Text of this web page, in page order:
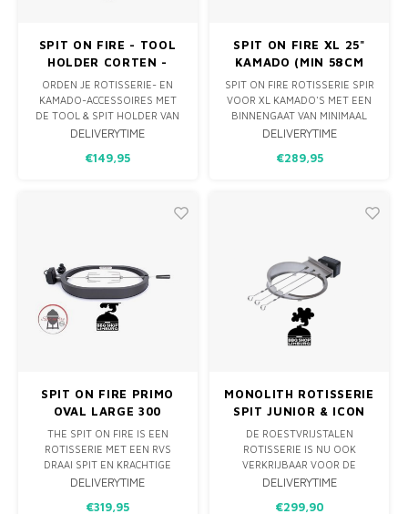
SPIT ON FIRE - TOOL
HOLDER CORTEN -
WANDREK VOOR
ROTISSERIE EN
ACCESSOIRES
ORDEN JE ROTISSERIE- EN
KAMADO-ACCESSOIRES MET
DE TOOL & SPIT HOLDER VAN
THE SPIT ON FIRE. WANDREK
MOTOR, VORKEN, HALVE
DELIVERYTIME
€149,95
SPIT ON FIRE XL 25"
KAMADO (MIN 58CM
BINNENMAAT)
SPIT ON FIRE ROTISSERIE SPIR
VOOR XL KAMADO'S MET EEN
BINNENGAAT VAN MINIMAAL
58CM
DELIVERYTIME
€289,95
SPIT ON FIRE PRIMO
OVAL LARGE 300
THE SPIT ON FIRE IS EEN
ROTISSERIE MET EEN RVS
DRAAI SPIT EN KRACHTIGE
ELEKTRISCHE MOTOR DIE
DEZE PAST PERFECT OP DE
DELIVERYTIME
€319,95
MONOLITH ROTISSERIE
SPIT JUNIOR & ICON
DE ROESTVRIJSTALEN
ROTISSERIE IS NU OOK
VERKRIJBAAR VOOR DE
MONOLITH ICON & JUNIOR. DE
OOK HIER HET GEBRUIK MET
DELIVERYTIME
€299,90